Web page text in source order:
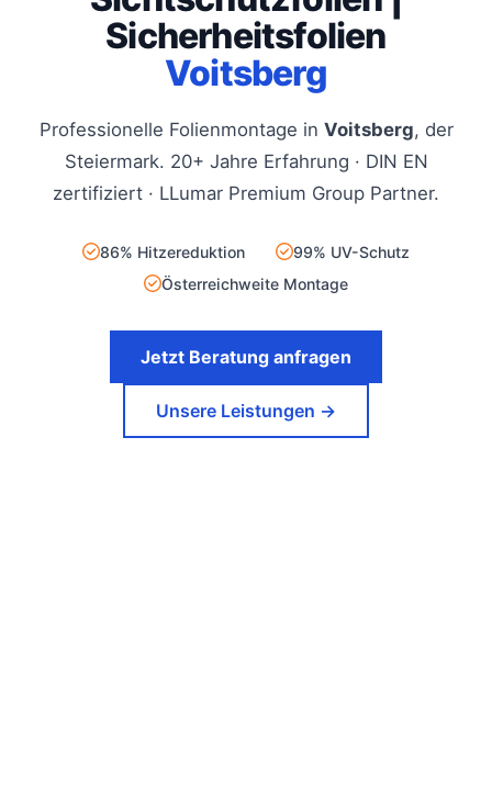
Sicherheitsfolien
Voitsberg
Professionelle Folienmontage in Voitsberg, der
Steiermark. 20+ Jahre Erfahrung · DIN EN
zertifiziert · LLumar Premium Group Partner.
86% Hitzereduktion
99% UV-Schutz
Österreichweite Montage
Jetzt Beratung anfragen
Unsere Leistungen →